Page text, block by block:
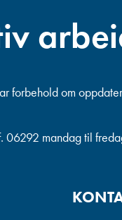
forbehold om
06292 mandag til